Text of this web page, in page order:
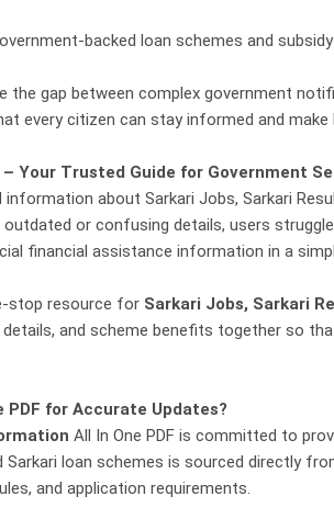
backed loan schemes and
the gap between complex government
every citizen can stay informed and
– Your Trusted Guide for Government
information about Sarkari Jobs, Sarkari
or confusing details, users
financial assistance information in a
stop resource for Sarkari Jobs, Sarkari
and scheme benefits together so
PDF for Accurate Updates?
All In One PDF is committed to
Sarkari loan schemes is sourced directly
and application requirements.